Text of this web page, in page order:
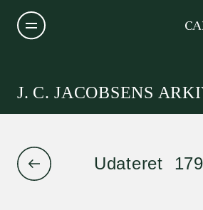
J. C. JACOBSENS
Udateret